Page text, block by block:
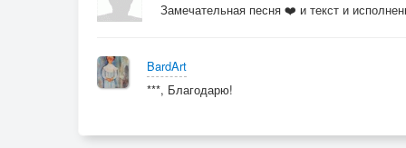
Замечательная песня ❤️ и текст и
BardArt
***, Благодарю!